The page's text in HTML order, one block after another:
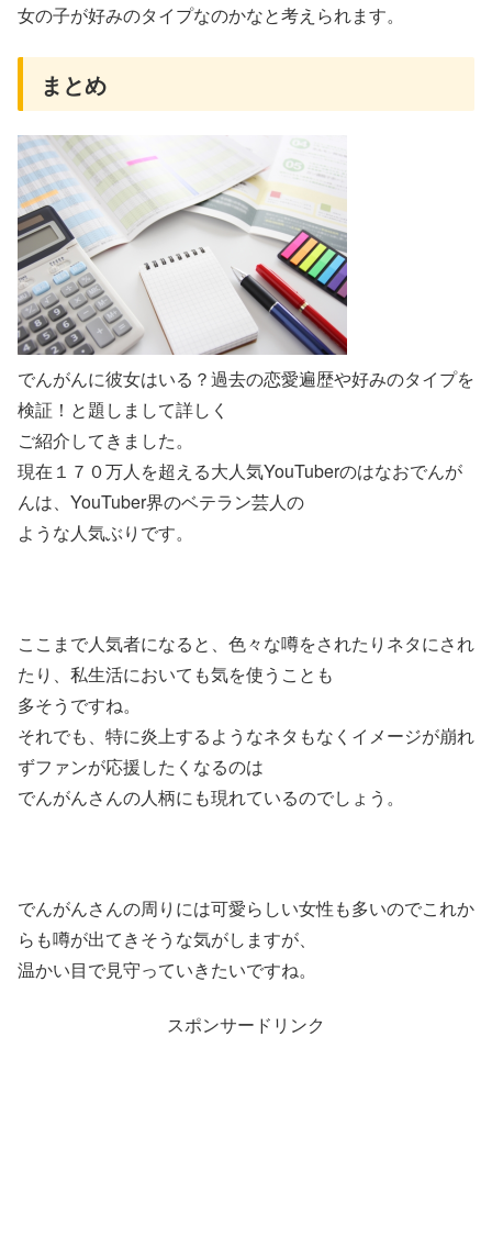
女の子が好みのタイプなのかなと考えられます。
まとめ
でんがんに彼女はいる？過去の恋愛遍歴や好みのタイプを
検証！と題しまして詳しく
ご紹介してきました。
現在１７０万人を超える大人気YouTuberのはなおでんが
んは、YouTuber界のベテラン芸人の
ような人気ぶりです。
ここまで人気者になると、色々な噂をされたりネタにされ
たり、私生活においても気を使うことも
多そうですね。
それでも、特に炎上するようなネタもなくイメージが崩れ
ずファンが応援したくなるのは
でんがんさんの人柄にも現れているのでしょう。
でんがんさんの周りには可愛らしい女性も多いのでこれか
らも噂が出てきそうな気がしますが、
温かい目で見守っていきたいですね。
スポンサードリンク